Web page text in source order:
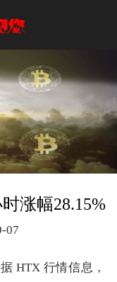
涨幅28.15%
07
HTX 行情信息，